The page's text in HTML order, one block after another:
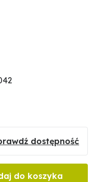
dostępność
do koszyka